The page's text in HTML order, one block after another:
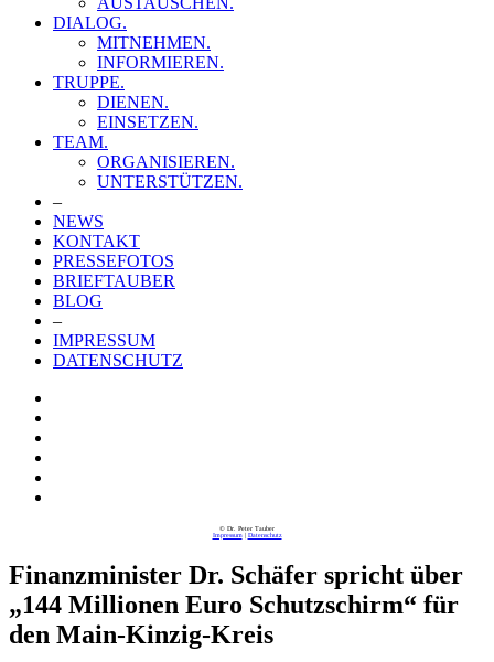
DIALOG.
MITNEHMEN.
INFORMIEREN.
TRUPPE.
DIENEN.
EINSETZEN.
TEAM.
ORGANISIEREN.
UNTERSTÜTZEN.
–
NEWS
KONTAKT
PRESSEFOTOS
BRIEFTAUBER
BLOG
–
IMPRESSUM
DATENSCHUTZ
© Dr. Peter Tauber
Impressum| Datenschutz
Finanzminister Dr. Schäfer spricht über
„144 Millionen Euro Schutzschirm“ für
den Main-Kinzig-Kreis